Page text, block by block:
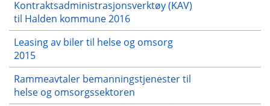
Kontraktsadministrasjonsverktøy (KAV)
til Halden kommune 2016
Leasing av biler til helse og omsorg
2015
Rammeavtaler bemanningstjenester til
helse og omsorgssektoren